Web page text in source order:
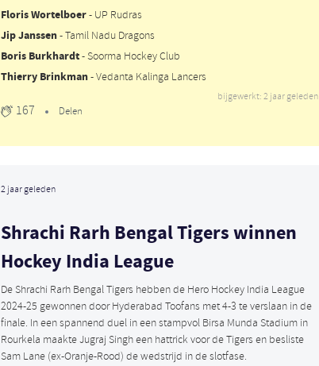
Floris Wortelboer- UP Rudras
Jip Janssen- Tamil Nadu Dragons
Boris Burkhardt- Soorma Hockey Club
Thierry Brinkman- Vedanta Kalinga Lancers
bijgewerkt: 2 jaar geleden
167 Delen
2 jaar geleden
Shrachi Rarh Bengal Tigers winnen
Hockey India League
De Shrachi Rarh Bengal Tigers hebben de Hero Hockey India League
2024-25 gewonnen door Hyderabad Toofans met 4-3 te verslaan in de
finale. In een spannend duel in een stampvol Birsa Munda Stadium in
Rourkela maakte Jugraj Singh een hattrick voor de Tigers en besliste
Sam Lane (ex-Oranje-Rood) de wedstrijd in de slotfase.